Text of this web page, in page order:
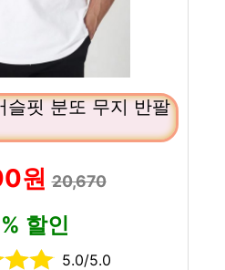
슬핏 분또 무지 반팔
원20,670
할인
5.0/5.0